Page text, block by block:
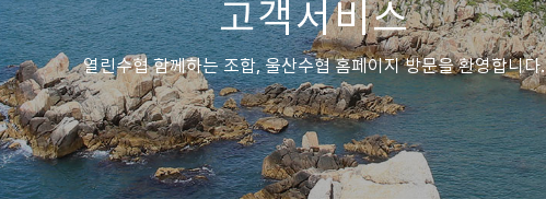
고객서비스
열린수협 함께하는 조합, 울산수협 홈페이지 방문을 환영합니다.